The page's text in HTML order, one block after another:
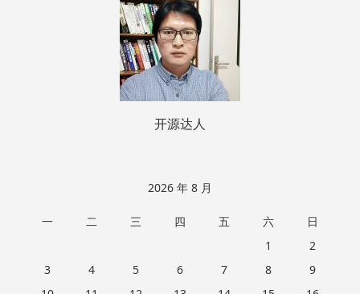
开源达人
2026 年 8 月
一 二 三 四 五 六
日
1
2
3
4 5 6 7 8
9